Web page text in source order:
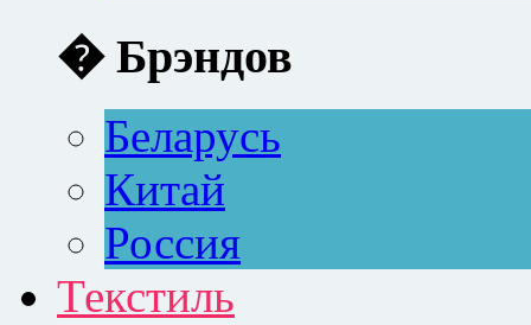
� Брэндов
Беларусь
Китай
Россия
Текстиль